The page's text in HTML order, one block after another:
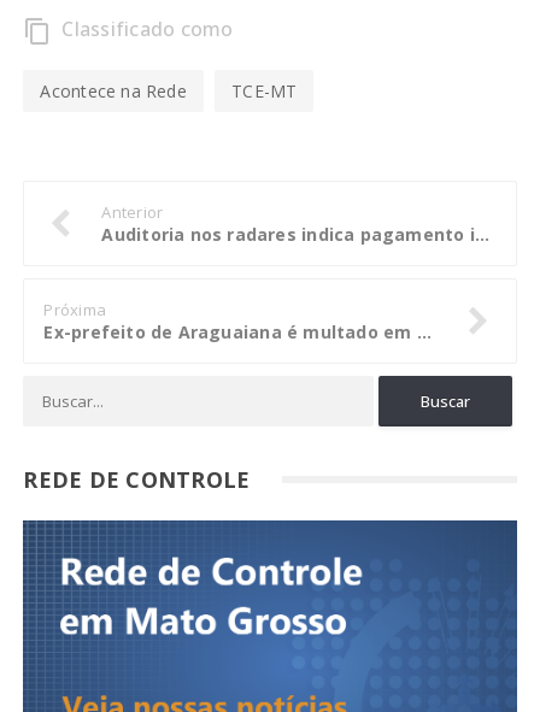
content_copy Classificado como
Acontece na Rede TCE-MT
Anterior
Auditoria nos radares indica pagamento indevido a empresa e pessoalidade na Jari
Próxima
Ex-prefeito de Araguaiana é multado em 11 UPFs por descumprir decisão do TCE
REDE DE CONTROLE